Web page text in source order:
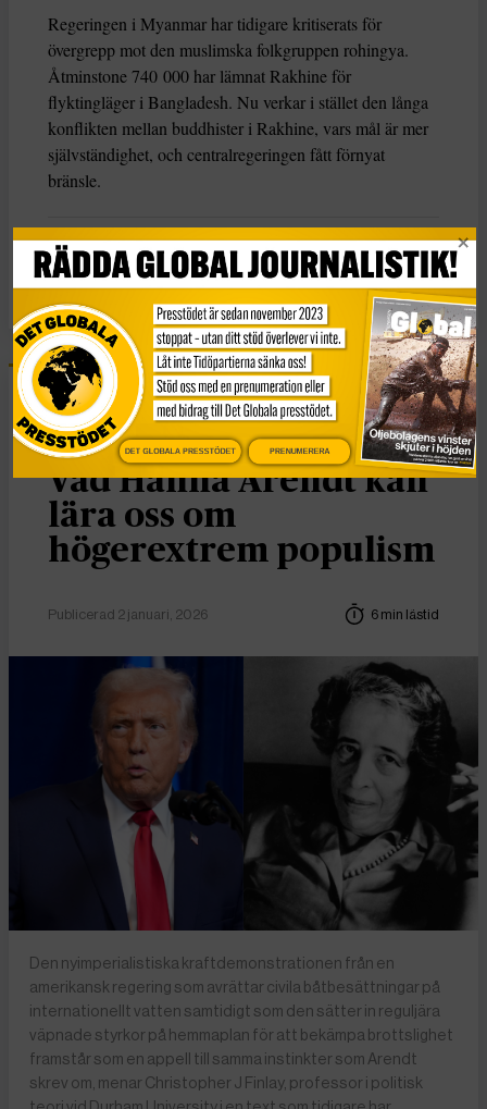
Regeringen i Myanmar har tidigare kritiserats för
övergrepp mot den muslimska folkgruppen rohingya.
Åtminstone 740 000 har lämnat Rakhine för
flyktingläger i Bangladesh. Nu verkar i stället den långa
konflikten mellan buddhister i Rakhine, vars mål är mer
självständighet, och centralregeringen fått förnyat
bränsle.
KATEGORI
Nyheter
Essä
Vad Hanna Arendt kan
lära oss om
högerextrem populism
Publicerad 2 januari, 2026 6 min lästid
Den nyimperialistiska kraftdemonstrationen från en
amerikansk regering som avrättar civila båtbesättningar på
internationellt vatten samtidigt som den sätter in reguljära
väpnade styrkor på hemmaplan för att bekämpa brottslighet
framstår som en appell till samma instinkter som Arendt
skrev om, menar Christopher J Finlay, professor i politisk
DET GLOBALA PRESSTÖDET PRENUMERERA